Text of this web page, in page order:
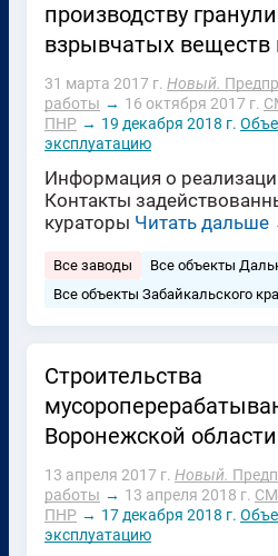
производству
взрывчатых веществ
31 марта 2017 г. Новый.
работы → 16 октября 2017 г.
ПНР → 19 декабря 2018 г.
эксплуатацию
Информация о
Контакты
кураторы Читать дальше
Все заводы
Все объекты
Все объекты Забайкальского
Строительства
Воронежской области
13 апреля 2017 г. Новый.
работы → 13 апреля 2018 г.
ПНР → 17 декабря 2018 г.
эксплуатацию